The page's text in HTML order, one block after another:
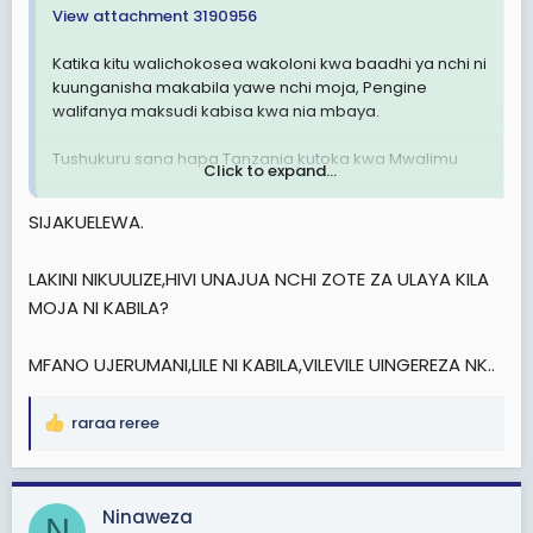
View attachment 3190956
Katika kitu walichokosea wakoloni kwa baadhi ya nchi ni
kuunganisha makabila yawe nchi moja, Pengine
walifanya maksudi kabisa kwa nia mbaya.
Tushukuru sana hapa Tanzania kutoka kwa Mwalimu
Nyerere na mapungufu yake lakini aliweza kupunguza
Mindset za watu wengi zipo kikabila,
kabila lake
Kiongozi wa idara ya ulinzi anapachika watu wa kabila
kiongozi wa taifa analipa kipaumbele kabila lake
Click to expand...
SIJAKUELEWA.
LAKINI NIKUULIZE,HIVI UNAJUA NCHI ZOTE ZA ULAYA KILA
MOJA NI KABILA?
MFANO UJERUMANI,LILE NI KABILA,VILEVILE UINGEREZA NK..
R
a
c
raraa reree
Ninaweza